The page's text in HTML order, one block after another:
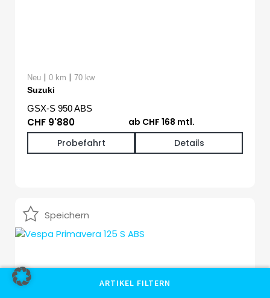
ARTIKEL FILTERN
Neu | 0 km | 70 kw
Suzuki
GSX-S 950 ABS
CHF 9'880
ab CHF 168 mtl.
Probefahrt
Details
Speichern